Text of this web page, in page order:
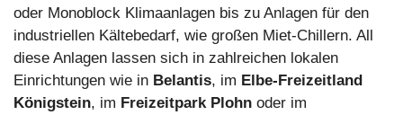
oder Monoblock Klimaanlagen bis zu Anlagen für den
industriellen Kältebedarf, wie großen Miet-Chillern. All
diese Anlagen lassen sich in zahlreichen lokalen
Einrichtungen wie in Belantis, im Elbe-Freizeitland
Königstein, im Freizeitpark Plohn oder im